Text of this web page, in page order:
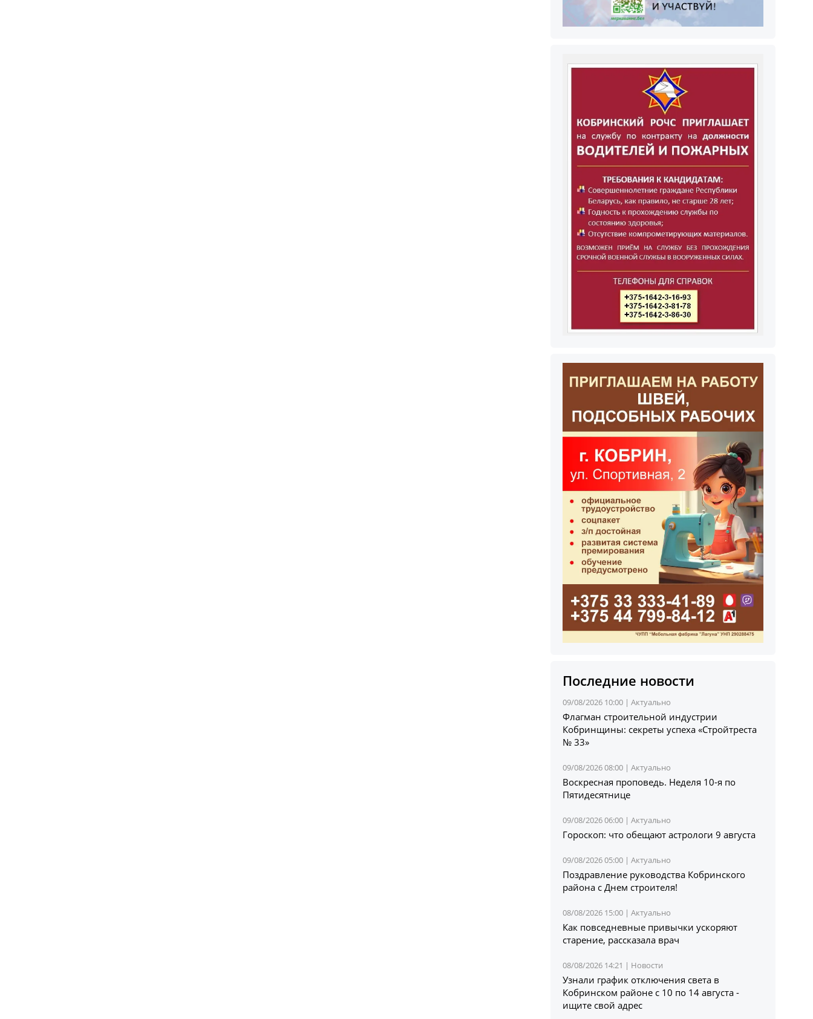
Последние новости
09/08/2026 10:00 |Актуально
Флагман строительной индустрии
Кобринщины: секреты успеха «Стройтреста
№ 33»
09/08/2026 08:00 |Актуально
Воскресная проповедь. Неделя 10-я по
Пятидесятнице
09/08/2026 06:00 |Актуально
Гороскоп: что обещают астрологи 9 августа
09/08/2026 05:00 |Актуально
Поздравление руководства Кобринского
района с Днем строителя!
08/08/2026 15:00 |Актуально
Как повседневные привычки ускоряют
старение, рассказала врач
08/08/2026 14:21 | Новости
Узнали график отключения света в
Кобринском районе с 10 по 14 августа -
ищите свой адрес